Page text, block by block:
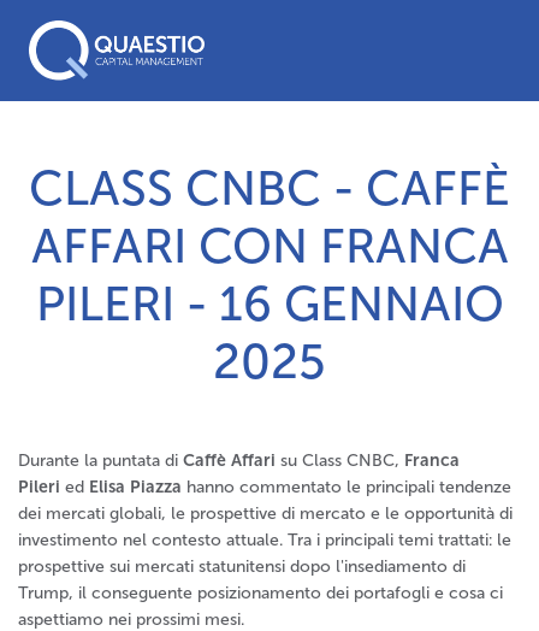
CLASS CNBC - CAFFÈ
AFFARI CON FRANCA
PILERI - 16 GENNAIO
2025
Durante la puntata di Caffè Affari su Class CNBC, Franca
Pileri ed Elisa Piazza hanno commentato le principali tendenze
dei mercati globali, le prospettive di mercato e le opportunità di
investimento nel contesto attuale. Tra i principali temi trattati: le
prospettive sui mercati statunitensi dopo l'insediamento di
Trump, il conseguente posizionamento dei portafogli e cosa ci
aspettiamo nei prossimi mesi.